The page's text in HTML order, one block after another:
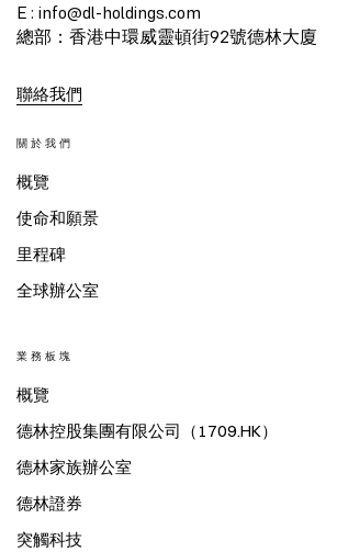
E : info@dl-holdings.com
總部：香港中環威靈頓街92號德林大廈
聯絡我們
關於我們
概覽
使命和願景
里程碑
全球辦公室
業務板塊
概覽
德林控股集團有限公司（1709.HK）
德林家族辦公室
德林證券
突觸科技